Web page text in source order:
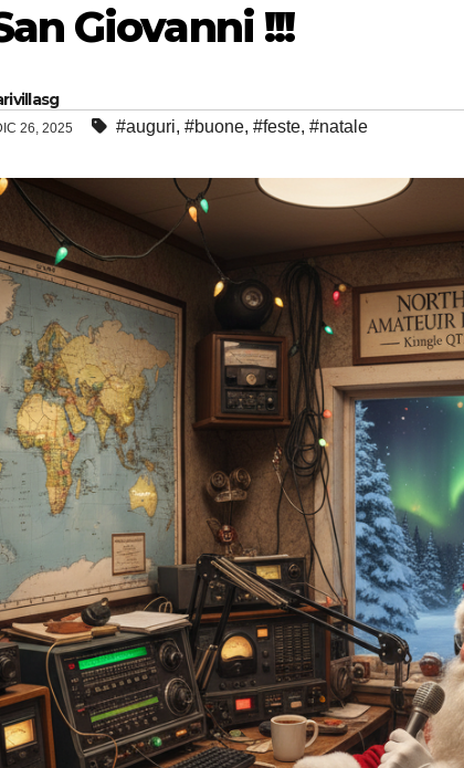
Giovanni !!!
26, 2025 #auguri, #buone, #feste, #natale